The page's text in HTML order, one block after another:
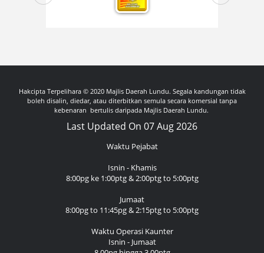
Hakcipta Terpelihara © 2020 Majlis Daerah Lundu. Segala kandungan tidak
boleh disalin, diedar, atau diterbitkan semula secara komersial tanpa
kebenaran bertulis daripada Majlis Daerah Lundu.
Last Updated On 07 Aug 2026
Waktu Pejabat
Isnin - Khamis
8:00pg ke 1:00ptg & 2:00ptg to 5:00ptg
Jumaat
8:00pg to 11:45pg & 2:15ptg to 5:00ptg
Waktu Operasi Kaunter
Isnin - Jumaat